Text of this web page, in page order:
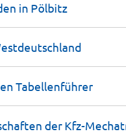
in Pölbitz
Tabellenführer
der Kfz-